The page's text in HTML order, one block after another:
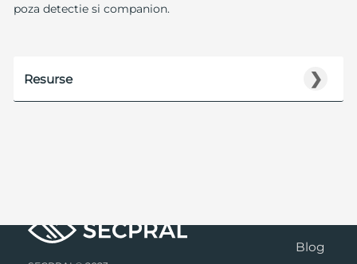
poza detectie si companion.
❯
Resurse
Blog